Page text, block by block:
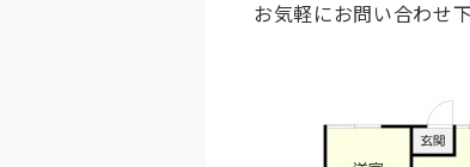
お気軽にお問い合わせ